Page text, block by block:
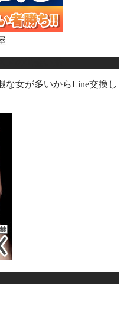
な女が多いからLine交換し